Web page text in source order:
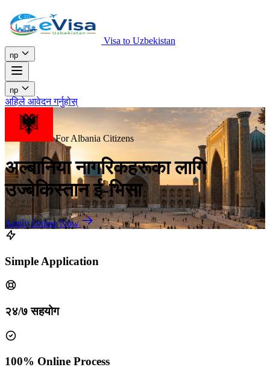
Visa to Uzbekistan
np
np
अहिले आवेदन गर्नुहोस्
For Albania Citizens
अल्बानिया नागरिकहरूका लागि
उज्बेकिस्तान ई-भिसा
Apply Online Now
Simple Application
२४/७ सहयोग
100% Online Process